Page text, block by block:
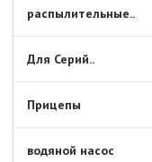
распылительные..
Для Серий..
Прицепы
водяной насос